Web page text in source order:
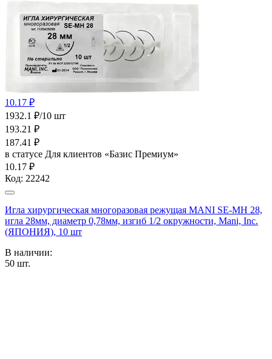
10.17 ₽
1932.1 ₽/10 шт
193.21 ₽
187.41 ₽
в статусе Для клиентов «Базис Премиум»
10.17 ₽
Код: 22242
Игла хирургическая многоразовая режущая MANI SE-MH 28,
игла 28мм, диаметр 0,78мм, изгиб 1/2 окружности, Mani, Inc.
(ЯПОНИЯ), 10 шт
В наличии:
50 шт.